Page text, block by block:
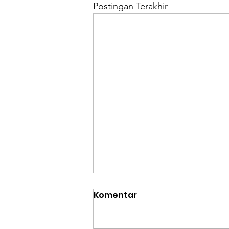
Postingan Terakhir
ARSKOT SKETCHAWK 2019:
Agus S. Ekomadyo, Staf Pengajar
Komentar